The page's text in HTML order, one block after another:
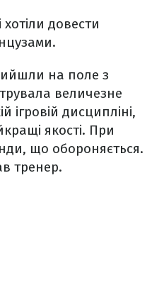
довести
на поле з
величезне
дисципліні,
якості. При
що обороняється.
тренер.